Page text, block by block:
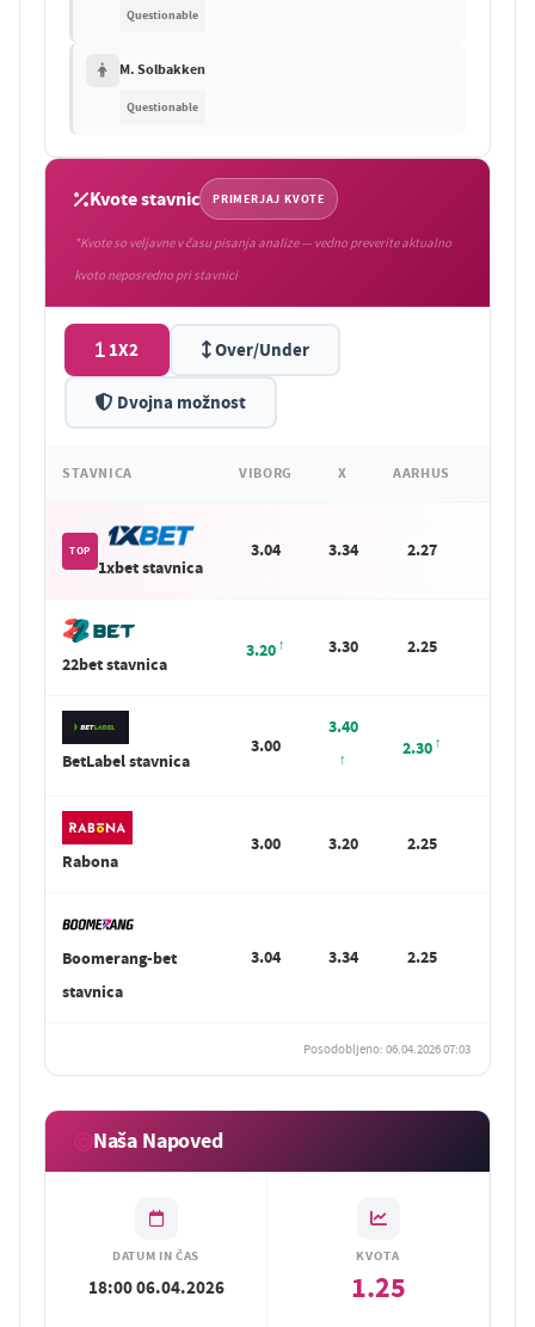
Questionable
M. Solbakken
Questionable
Kvote stavnic PRIMERJAJ KVOTE
*Kvote so veljavne v času pisanja analize — vedno preverite aktualno
kvoto neposredno pri stavnici
1X2 Over/Under
Dvojna možnost
STAVNICA VIBORG X AARHUS
TOP
1xbet stavnica
3.04 3.34 2.27
22bet stavnica
3.20 3.30 2.25
BetLabel stavnica
3.00
3.40
2.30
Rabona
3.00 3.20 2.25
Boomerang-bet
stavnica
3.04 3.34 2.25
Posodobljeno: 06.04.2026 07:03
Naša Napoved
DATUM IN ČAS
18:00 06.04.2026
KVOTA
1.25